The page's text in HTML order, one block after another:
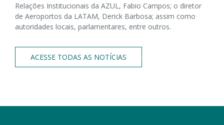
Relações Institucionais da AZUL, Fabio Campos; o diretor
de Aeroportos da LATAM, Derick Barbosa; assim como
autoridades locais, parlamentares, entre outros.
ACESSE TODAS AS NOTÍCIAS